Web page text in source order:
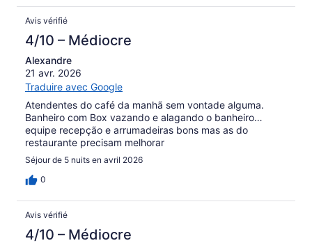
Avis vérifié
4/10 – Médiocre
Alexandre
21 avr. 2026
Traduire avec Google
Atendentes do café da manhã sem vontade alguma.
Banheiro com Box vazando e alagando o banheiro…
equipe recepção e arrumadeiras bons mas as do
restaurante precisam melhorar
Séjour de 5 nuits en avril 2026
0
Avis vérifié
4/10 – Médiocre